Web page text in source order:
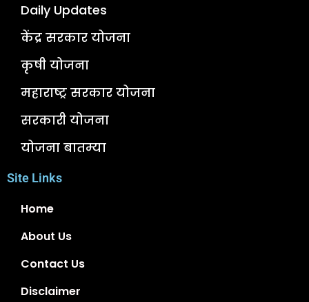
Daily Updates
केंद्र सरकार योजना
कृषी योजना
महाराष्ट्र सरकार योजना
सरकारी योजना
योजना बातम्या
Site Links
Home
About Us
Contact Us
Disclaimer